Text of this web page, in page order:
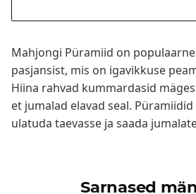
Mahjongi Püramiid on
pasjansist, mis on igavikkuse
Hiina rahvad kummardasid
et jumalad elavad seal.
ulatuda taevasse ja saada
Sarnased